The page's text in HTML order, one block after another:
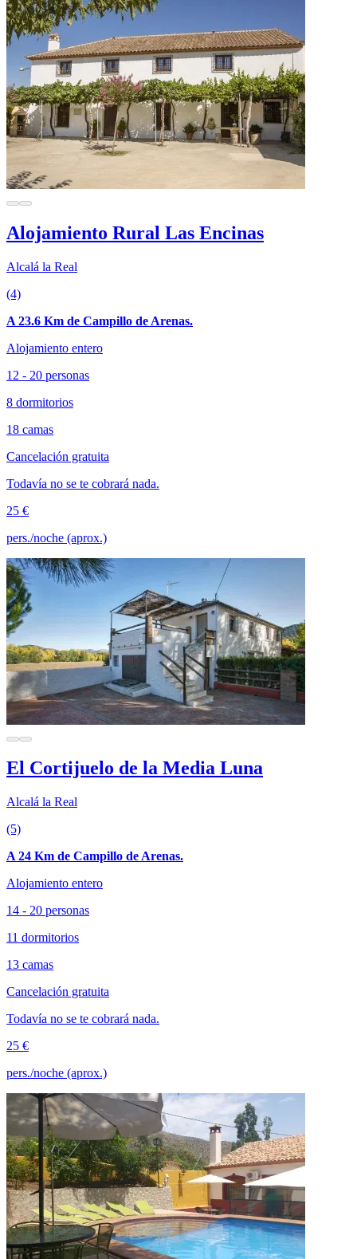
Alojamiento Rural Las Encinas
Alcalá la Real
(4)
A 23.6 Km de Campillo de Arenas.
Alojamiento entero
12 - 20 personas
8 dormitorios
18 camas
Cancelación gratuita
Todavía no se te cobrará nada.
25 €
pers./noche (aprox.)
El Cortijuelo de la Media Luna
Alcalá la Real
(5)
A 24 Km de Campillo de Arenas.
Alojamiento entero
14 - 20 personas
11 dormitorios
13 camas
Cancelación gratuita
Todavía no se te cobrará nada.
25 €
pers./noche (aprox.)